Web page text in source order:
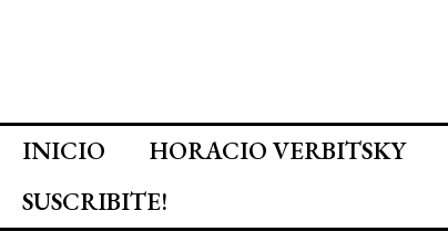
INICIO HORACIO VERBITSKY
SUSCRIBITE!